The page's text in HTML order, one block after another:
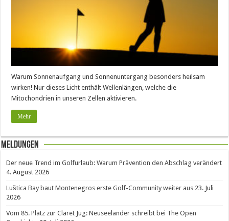
Warum Sonnenaufgang und Sonnenuntergang besonders heilsam
wirken! Nur dieses Licht enthält Wellenlängen, welche die
Mitochondrien in unseren Zellen aktivieren.
Mehr
Meldungen
Der neue Trend im Golfurlaub: Warum Prävention den Abschlag verändert
4. August 2026
Luštica Bay baut Montenegros erste Golf-Community weiter aus 23. Juli
2026
Vom 85. Platz zur Claret Jug: Neuseeländer schreibt bei The Open